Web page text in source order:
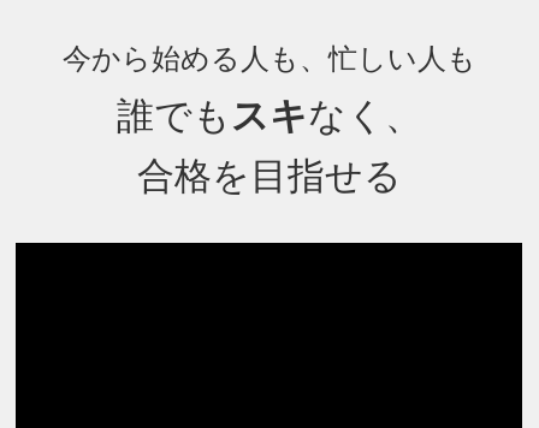
今から始める人も、忙しい人も
誰でも スキなく、
合格を目指せる